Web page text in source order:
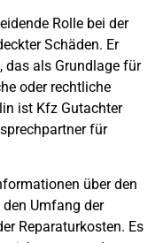
Rolle bei der
Schäden. Er
das als Grundlage für
oder rechtliche
ist Kfz Gutachter
für
über den
Umfang der
Reparaturkosten. Es